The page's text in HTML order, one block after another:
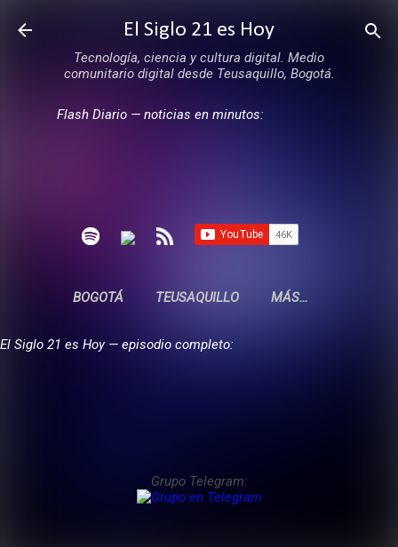
Ir al contenido principal
El Siglo 21 es Hoy
Tecnología, ciencia y cultura digital. Medio
comunitario digital desde Teusaquillo, Bogotá.
Flash Diario — noticias en minutos:
BOGOTÁ TEUSAQUILLO MÁS…
El Siglo 21 es Hoy — episodio completo:
Grupo Telegram: